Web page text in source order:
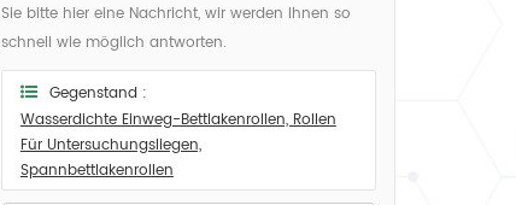
Sie bitte hier eine Nachricht, wir werden Ihnen so
schnell wie möglich antworten.
Gegenstand :
Wasserdichte Einweg-Bettlakenrollen, Rollen
Für Untersuchungsliegen,
Spannbettlakenrollen